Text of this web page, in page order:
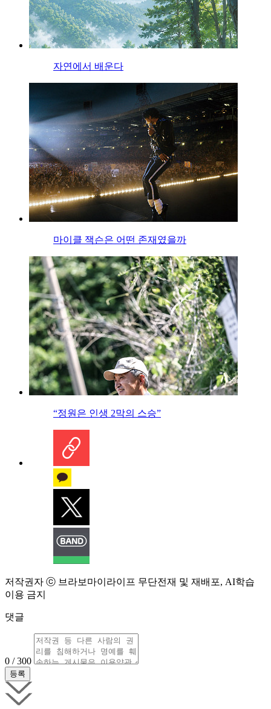
자연에서 배운다
마이클 잭슨은 어떤 존재였을까
“정원은 인생 2막의 스승”
저작권자 ⓒ 브라보마이라이프 무단전재 및 재배포, AI학습
이용 금지
댓글
0 / 300